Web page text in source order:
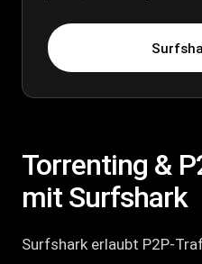
Torrenting &
mit Surfshark
Surfshark erlaubt P2P-